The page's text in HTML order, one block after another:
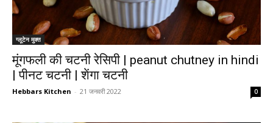
ग्लूटेन मुक्त
मूंगफली की चटनी रेसिपी | peanut chutney in hindi
| पीनट चटनी | शेंगा चटनी
Hebbars Kitchen - 21 जनवरी 2022 0